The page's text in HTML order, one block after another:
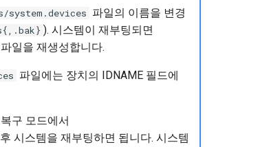
system.devices 파일의 이름을 변경
). 시스템이 재부팅되면
일을 재생성합니다.
파일에는 장치의 IDNAME 필드에
구 모드에서
시스템을 재부팅하면 됩니다. 시스템